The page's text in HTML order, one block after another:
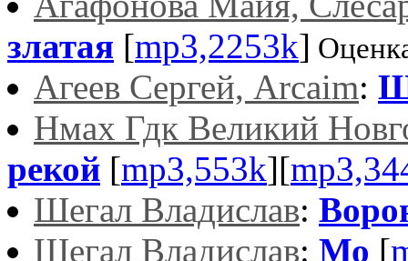
златая [mp3,2253k]
Агеев Сергей, Arcaim:
Нмах Гдк Великий
рекой [mp3,553k][
Шегал Владислав:
Шегал Владислав: Мо [